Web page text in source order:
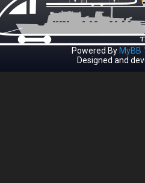
Powered By MyBB
Designed and